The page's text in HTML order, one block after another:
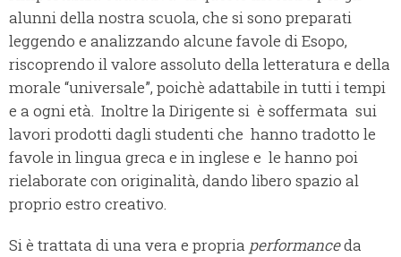
alunni della nostra scuola, che si sono preparati
leggendo e analizzando alcune favole di Esopo,
riscoprendo il valore assoluto della letteratura e della
morale “universale”, poichè adattabile in tutti i tempi
e a ogni età. Inoltre la Dirigente si è soffermata sui
lavori prodotti dagli studenti che hanno tradotto le
favole in lingua greca e in inglese e le hanno poi
rielaborate con originalità, dando libero spazio al
proprio estro creativo.
Si è trattata di una vera e propria performanceda